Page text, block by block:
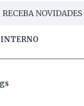
RECEBA
INTERNO